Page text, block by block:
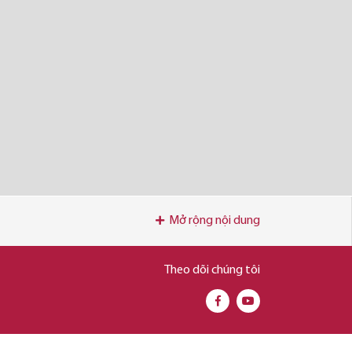
Mở rộng nội dung
Theo dõi chúng tôi